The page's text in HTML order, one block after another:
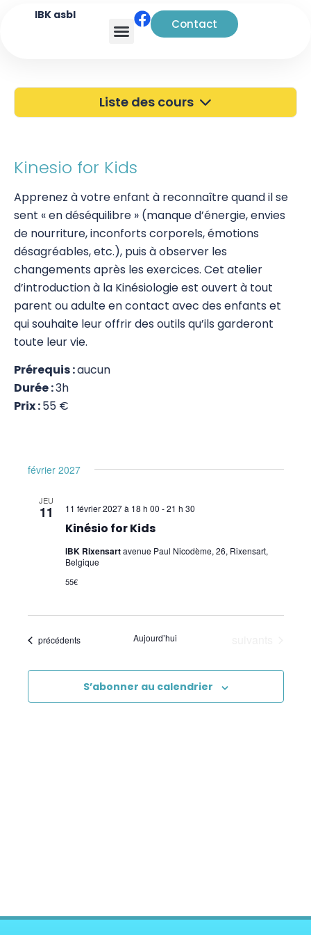
IBK asbl
Contact
Liste des cours
Portes Ouvertes
Atelier à Bruxelles
Découverte
Kinesio for Kids
Équilibration par les couleurs
Kinésiologie
Pratiques supervisées – Examens
EFT et Tapping
Psychogénéalogie
Kinesio for Kids
Apprenez à votre enfant à reconnaître quand il se
sent « en déséquilibre » (manque d’énergie, envies
de nourriture, inconforts corporels, émotions
désagréables, etc.), puis à observer les
changements après les exercices. Cet atelier
d’introduction à la Kinésiologie est ouvert à tout
parent ou adulte en contact avec des enfants et
qui souhaite leur offrir des outils qu’ils garderont
toute leur vie.
Prérequis :aucun
Durée :3h
Prix :55 €
février 2027
JEU
11
Kinésio for Kids
11 février 2027 à 18 h 00 -21 h 30
IBK Rixensartavenue Paul Nicodème, 26, Rixensart,
Belgique
55€
Évènements
précédents Aujourd’hui
S’abonner au calendrier